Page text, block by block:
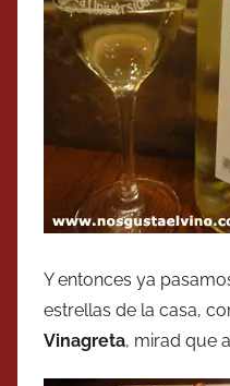
Y entonces ya
estrellas de la casa,
Vinagreta, mirad que